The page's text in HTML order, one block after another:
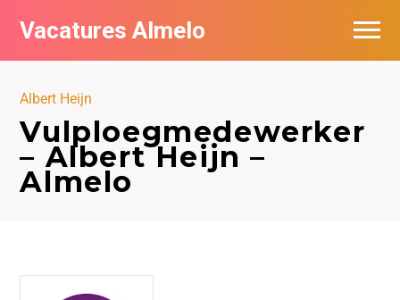
Vacatures Almelo
Albert Heijn
Vulploegmedewerker
– Albert Heijn –
Almelo
Vacatures per bedrijf
De populairste vacatures in Almelo
Nieuwsbrief feed